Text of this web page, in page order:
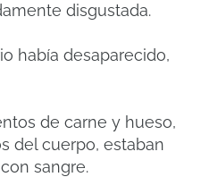
disgustada.
había desaparecido,
de carne y hueso,
del cuerpo, estaban
sangre.